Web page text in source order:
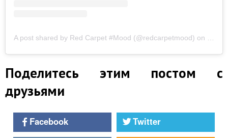
A post shared by Red Carpet #Mood (@redcarpetmood) on Jul
Поделитесь этим постом с
друзьями
Facebook
Twitter